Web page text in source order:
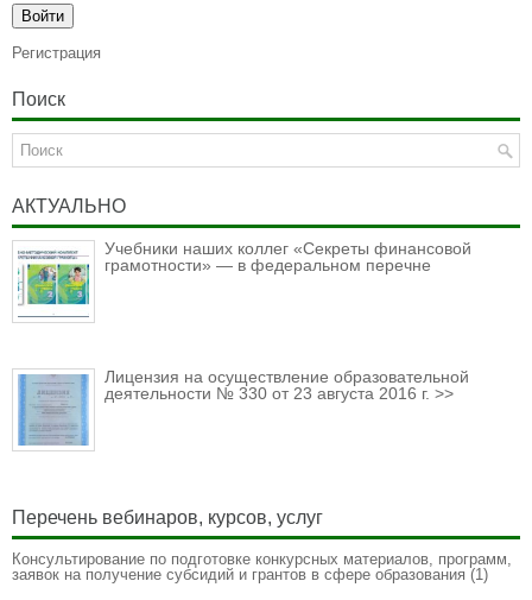
Регистрация
Поиск
АКТУАЛЬНО
Учебники наших коллег «Секреты финансовой
грамотности» — в федеральном перечне
Лицензия на осуществление образовательной
деятельности № 330 от 23 августа 2016 г. >>
Перечень вебинаров, курсов, услуг
Консультирование по подготовке конкурсных материалов, программ,
заявок на получение субсидий и грантов в сфере образования (1)